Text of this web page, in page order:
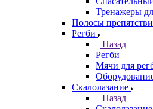
Тренажеры
Полосы
Регби
Назад
Регби
Мячи для
Скалолазание
Назад